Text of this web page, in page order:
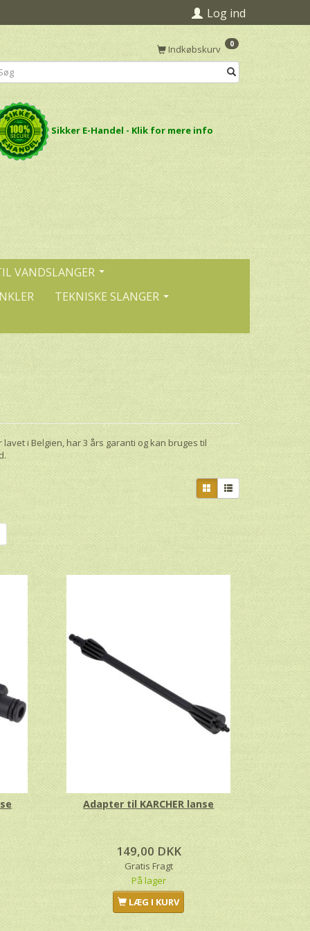
Log ind
Indkøbskurv 0
Sikker E-Handel - Klik for mere info
VANDSLANGER
TEKNISKE SLANGER
i Belgien, har 3 års garanti og kan bruges til
Adapter til KARCHER lanse
149,00 DKK
Gratis Fragt
På lager
LÆG I KURV